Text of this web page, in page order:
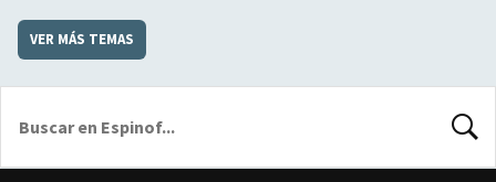
VER MÁS TEMAS